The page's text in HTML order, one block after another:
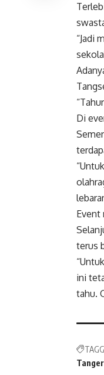
“Jadi
Di
Event
terus
ini
tahu.